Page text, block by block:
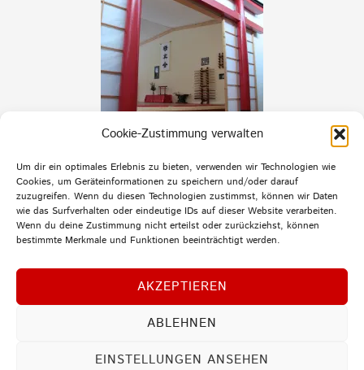
Cookie-Zustimmung verwalten
Um dir ein optimales Erlebnis zu bieten, verwenden wir Technologien wie
Cookies, um Geräteinformationen zu speichern und/oder darauf
zuzugreifen. Wenn du diesen Technologien zustimmst, können wir Daten
wie das Surfverhalten oder eindeutige IDs auf dieser Website verarbeiten.
Wenn du deine Zustimmung nicht erteilst oder zurückziehst, können
bestimmte Merkmale und Funktionen beeinträchtigt werden.
AKZEPTIEREN
ABLEHNEN
EINSTELLUNGEN ANSEHEN